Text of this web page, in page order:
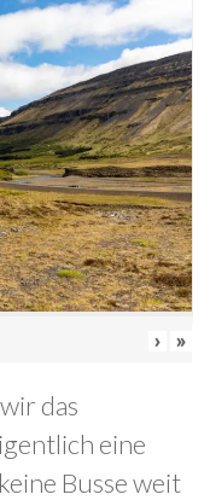
› »
das
eine
Busse weit